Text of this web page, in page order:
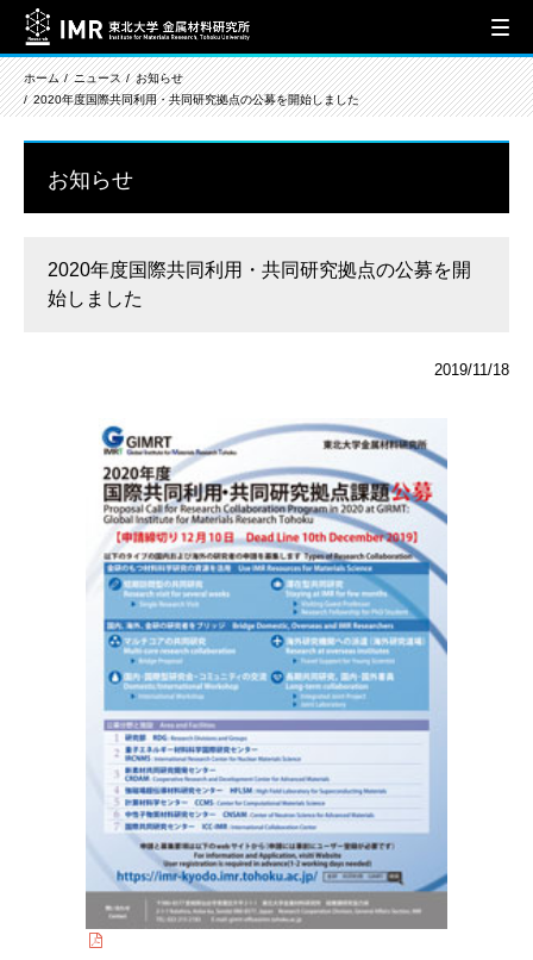
ホーム ニュース
お知らせ
2020年度国際共同利用・共同研究拠点の公募を開始しました
お知らせ
2020年度国際共同利用・共同研究拠点の公募を開
始しました
2019/11/18